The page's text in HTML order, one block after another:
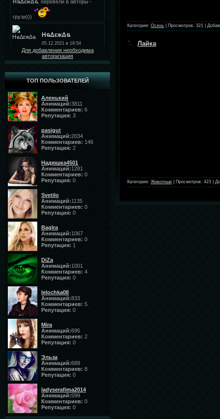
Для добавления необходима
авторизация
ТОП ПОЛЬЗОВАТЕЛЕЙ
Аленький
Анимаций:3811
Комментариев: 6
Репутация: 3
pasigut
Анимаций:2034
Комментариев: 146
Репутация: 2
Надюшка4501
Анимаций:1281
Комментариев: 0
Репутация: 0
Svetilo
Анимаций:1135
Комментариев: 0
Репутация: 0
BagIra
Анимаций:1067
Комментариев: 0
Репутация: 1
DiZa
Анимаций:1001
Комментариев: 4
Репутация: 0
lelochka08
Анимаций:833
Комментариев: 5
Репутация: 0
Mira
Анимаций:695
Комментариев: 2
Репутация: 0
Эльза
Анимаций:689
Комментариев: 8
Репутация: 0
ladyserafima2014
Анимаций:599
Комментариев: 0
Репутация: 0
Категория: Осень Просмотров: 321
Лайка
Категория: Животные Просмотров: 423